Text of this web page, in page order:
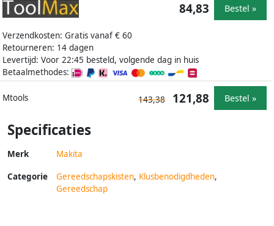
Verzendkosten: Gratis vanaf € 60
Retourneren: 14 dagen
Levertijd: Voor 22:45 besteld, volgende dag in huis
Betaalmethodes:
84,83 Bestel »
Mtools 143,38 121,88 Bestel »
Specificaties
Merk Makita
Categorie Gereedschapskisten, Klusbenodigdheden,
Gereedschap